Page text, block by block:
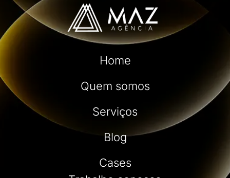
Home
Quem somos
Serviços
Blog
Cases